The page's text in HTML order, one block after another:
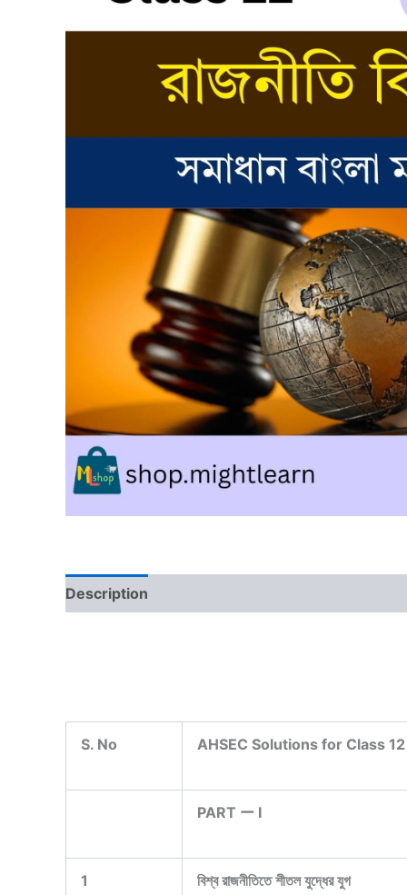
Description
S. No AHSEC Solutions for Class
PART ー I
1 বিশ্ব রাজনীতিতে শীতল যুদ্ধের যুগ